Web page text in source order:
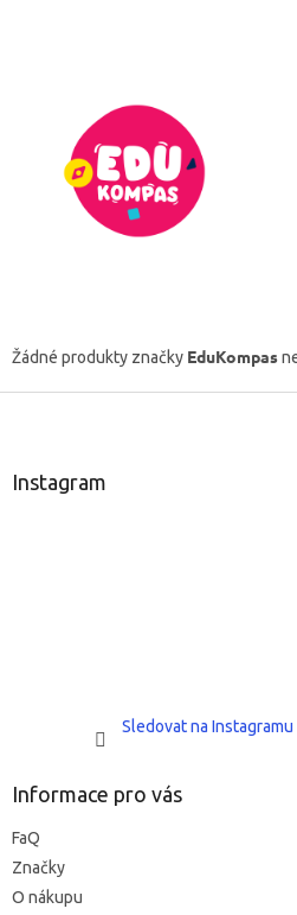
Žádné produkty značky EduKompas
Instagram
Sledovat na Instagramu
Informace pro vás
FaQ
Značky
O nákupu